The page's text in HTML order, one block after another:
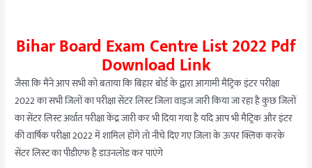
Bihar Board Exam Centre List 2022 Pdf
Download Link
जैसा कि मैंने आप सभी को बताया कि बिहार बोर्ड के द्वारा आगामी मैट्रिक इंटर परीक्षा
2022 का सभी जिलों का परीक्षा सेंटर लिस्ट जिला वाइज जारी किया जा रहा है कुछ जिलों
का सेंटर लिस्ट अर्थात परीक्षा केंद्र जारी कर भी दिया गया है यदि आप भी मैट्रिक और इंटर
की वार्षिक परीक्षा 2022 में शामिल होंगे तो नीचे दिए गए जिला के ऊपर क्लिक करके
सेंटर लिस्ट का पीडीएफ है डाउनलोड कर पाएंगे